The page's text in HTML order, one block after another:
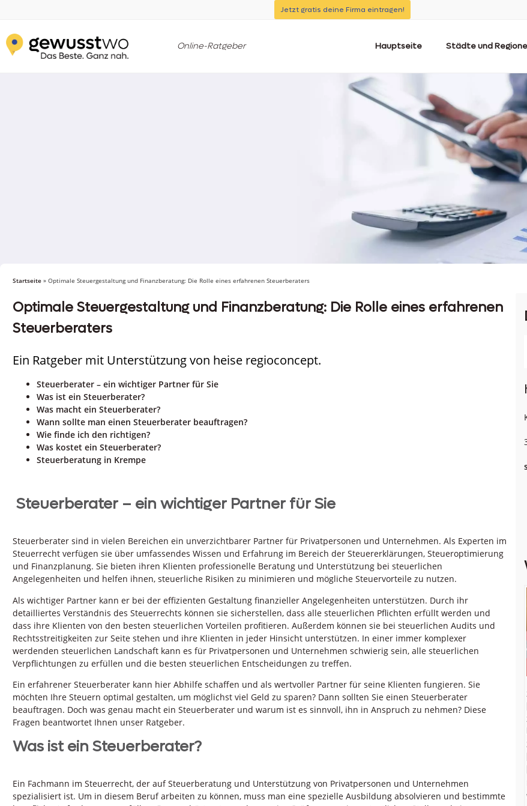
Jetzt gratis deine Firma eintragen!
Online-Ratgeber Hauptseite Städte und
Startseite » Optimale Steuergestaltung und Finanzberatung: Die Rolle eines erfahrenen Steuerberaters
Optimale Steuergestaltung und Finanzberatung: Die Rolle eines erfahrenen
Steuerberaters
Ein Ratgeber mit Unterstützung von heise regioconcept.
Steuerberater – ein wichtiger Partner für Sie
Was ist ein Steuerberater?
Was macht ein Steuerberater?
Wann sollte man einen Steuerberater beauftragen?
Wie finde ich den richtigen?
Was kostet ein Steuerberater?
Steuerberatung in Krempe
Steuerberater – ein wichtiger Partner für Sie
Steuerberater sind in vielen Bereichen ein unverzichtbarer Partner für Privatpersonen und Unternehmen. Als Experten im
Steuerrecht verfügen sie über umfassendes Wissen und Erfahrung im Bereich der Steuererklärungen, Steueroptimierung
und Finanzplanung. Sie bieten ihren Klienten professionelle Beratung und Unterstützung bei steuerlichen
Angelegenheiten und helfen ihnen, steuerliche Risiken zu minimieren und mögliche Steuervorteile zu nutzen.
Als wichtiger Partner kann er bei der effizienten Gestaltung finanzieller Angelegenheiten unterstützen. Durch ihr
detailliertes Verständnis des Steuerrechts können sie sicherstellen, dass alle steuerlichen Pflichten erfüllt werden und
dass ihre Klienten von den besten steuerlichen Vorteilen profitieren. Außerdem können sie bei steuerlichen Audits und
Rechtsstreitigkeiten zur Seite stehen und ihre Klienten in jeder Hinsicht unterstützen. In einer immer komplexer
werdenden steuerlichen Landschaft kann es für Privatpersonen und Unternehmen schwierig sein, alle steuerlichen
Verpflichtungen zu erfüllen und die besten steuerlichen Entscheidungen zu treffen.
Ein erfahrener Steuerberater kann hier Abhilfe schaffen und als wertvoller Partner für seine Klienten fungieren. Sie
möchten Ihre Steuern optimal gestalten, um möglichst viel Geld zu sparen? Dann sollten Sie einen Steuerberater
beauftragen. Doch was genau macht ein Steuerberater und warum ist es sinnvoll, ihn in Anspruch zu nehmen? Diese
Fragen beantwortet Ihnen unser Ratgeber.
Was ist ein Steuerberater?
Ein Fachmann im Steuerrecht, der auf Steuerberatung und Unterstützung von Privatpersonen und Unternehmen
spezialisiert ist. Um in diesem Beruf arbeiten zu können, muss man eine spezielle Ausbildung absolvieren und bestimmte